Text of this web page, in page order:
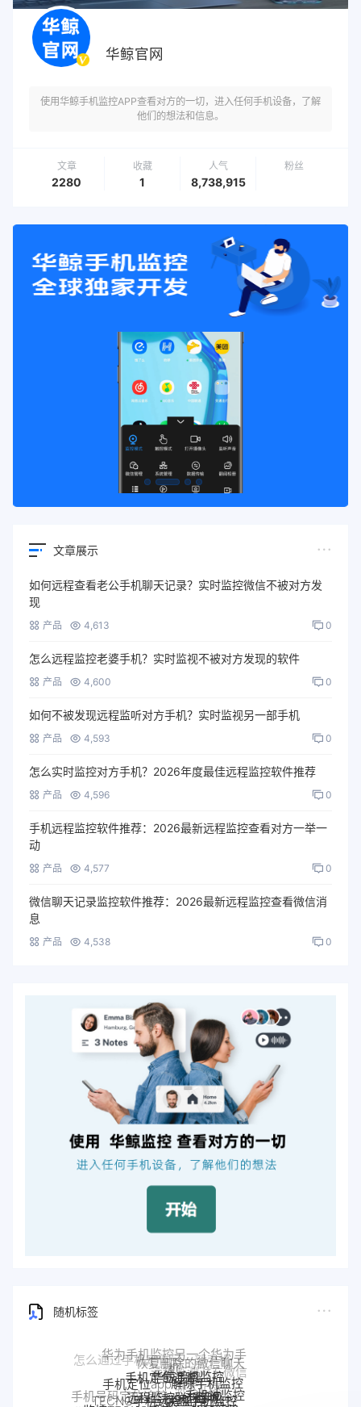
华鲸官网
使用华鲸手机监控APP查看对方的一切，进入任何手机设备，了解
他们的想法和信息。
文章
2280
收藏
1
人气
8,738,915
粉丝
文章展示
如何远程查看老公手机聊天记录？实时监控微信不被对方发
现
产品 4,613 0
怎么远程监控老婆手机？实时监视不被对方发现的软件
产品 4,600 0
如何不被发现远程监听对方手机？实时监视另一部手机
产品 4,593 0
怎么实时监控对方手机？2026年度最佳远程监控软件推荐
产品 4,596 0
手机远程监控软件推荐：2026最新远程监控查看对方一举一
动
产品 4,577 0
微信聊天记录监控软件推荐：2026最新远程监控查看微信消
息
产品 4,538 0
随机标签
手机号码定位追踪
手机定位app
手机定位追踪
华鲸手机监控
解除手机监控
监听
手机被监控
如何解除
监控TECNO手机
TECNO手机远程监控
远程监控联想手机
联想手机监控
监控moto
一加手机远程监控软件
一加手机监控